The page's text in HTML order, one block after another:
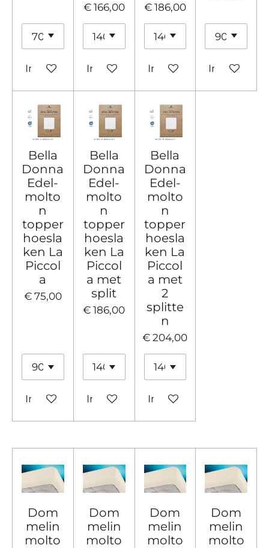
In winkelwagen
€ 166,00
In winkelwagen
€ 186,00
In winkelwagen
In
Bella
Donna
Edel-
molto
n
topper
hoesla
ken La
Piccol
a
€ 75,00
In winkelwagen
Bella
Donna
Edel-
molto
n
topper
hoesla
ken La
Piccol
a met
split
€ 186,00
In winkelwagen
Bella
Donna
Edel-
molto
n
topper
hoesla
ken La
Piccol
a met
2
splitte
n
€ 204,00
In winkelwagen
Dom
melin
molto
Dom
melin
molto
Dom
melin
molto
Dom
melin
molto